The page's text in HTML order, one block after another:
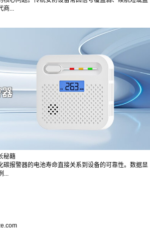
商...
秘籍
碳报警器的电池寿命直接关系到设备的可靠性。数据显